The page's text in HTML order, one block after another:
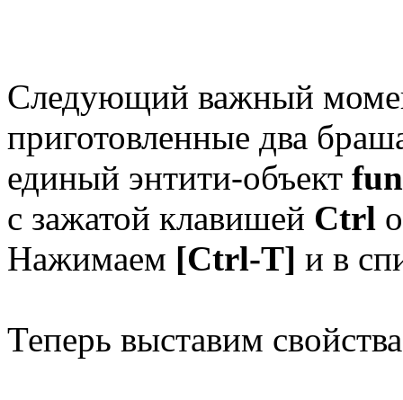
Следующий важный
приготовленные два
единый энтити-объект
с зажатой клавишей Ctrl
Нажимаем [Ctrl-T] и в
Теперь выставим